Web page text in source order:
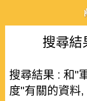
搜尋結
搜尋結果 : 和"
度"有關的資料,